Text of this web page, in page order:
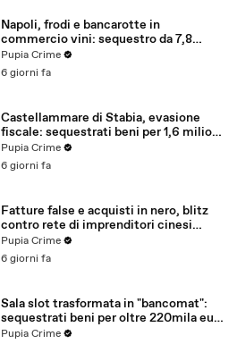
Napoli, frodi e bancarotte in
commercio vini: sequestro da 7,8
milioni (30.07.26)
Pupia Crime
6 giorni fa
Castellammare di Stabia, evasione
fiscale: sequestrati beni per 1,6 milioni
ad un consorzio navale (29.07.26)
Pupia Crime
6 giorni fa
Fatture false e acquisti in nero, blitz
contro rete di imprenditori cinesi
sequestri per 8,5 milioni (29.07.26)
Pupia Crime
6 giorni fa
Sala slot trasformata in "bancomat":
sequestrati beni per oltre 220mila euro
a due coniugi (29.07.26)
Pupia Crime